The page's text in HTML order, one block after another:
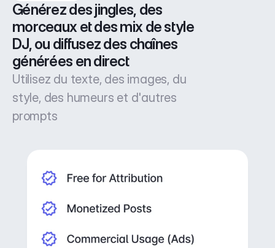
Générez des jingles, des
morceaux et des mix de style
DJ, ou diffusez des chaînes
générées en direct
Utilisez du texte, des images, du
style, des humeurs et d'autres
prompts